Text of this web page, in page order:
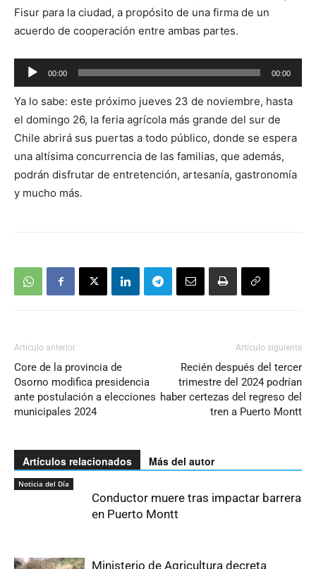
Fisur para la ciudad, a propósito de una firma de un
acuerdo de cooperación entre ambas partes.
Reproductor
de
audio
00:00 00:00
Ya lo sabe: este próximo jueves 23 de noviembre, hasta
el domingo 26, la feria agrícola más grande del sur de
Chile abrirá sus puertas a todo público, donde se espera
una altísima concurrencia de las familias, que además,
podrán disfrutar de entretención, artesanía, gastronomía
y mucho más.
Artículo anterior
Core de la provincia de
Osorno modifica presidencia
ante postulación a elecciones
municipales 2024
Artículo siguiente
Recién después del tercer
trimestre del 2024 podrían
haber certezas del regreso del
tren a Puerto Montt
Artículos relacionados Más del autor
Noticia del Día
Conductor muere tras impactar barrera
en Puerto Montt
Ministerio de Agricultura decreta